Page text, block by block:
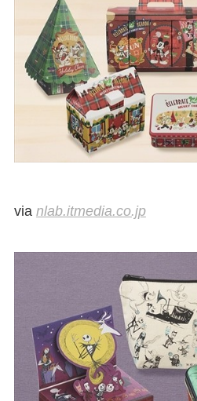
via nlab.itmedia.co.jp